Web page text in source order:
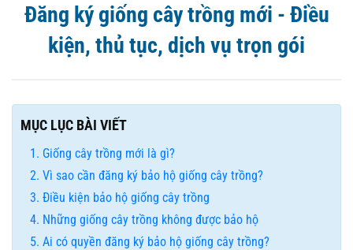
Đăng ký giống cây trồng mới - Điều
kiện, thủ tục, dịch vụ trọn gói
MỤC LỤC BÀI VIẾT
Giống cây trồng mới là gì?
Vì sao cần đăng ký bảo hộ giống cây trồng?
Điều kiện bảo hộ giống cây trồng
Những giống cây trồng không được bảo hộ
Ai có quyền đăng ký bảo hộ giống cây trồng?